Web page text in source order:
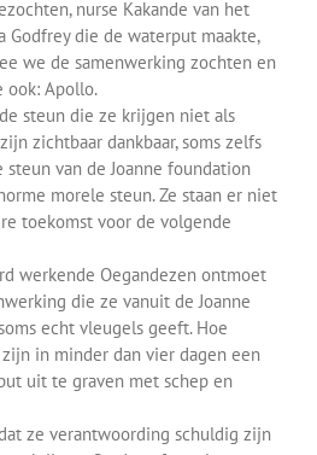
nurse Kakande van het
Godfrey die de waterput maakte,
we de samenwerking zochten en
ook: Apollo.
steun die ze krijgen niet als
zichtbaar dankbaar, soms zelfs
van de Joanne foundation
morele steun. Ze staan er niet
toekomst voor de volgende
werkende Oegandezen ontmoet
die ze vanuit de Joanne
echt vleugels geeft. Hoe
in minder dan vier dagen een
uit te graven met schep en
ze verantwoording schuldig zijn